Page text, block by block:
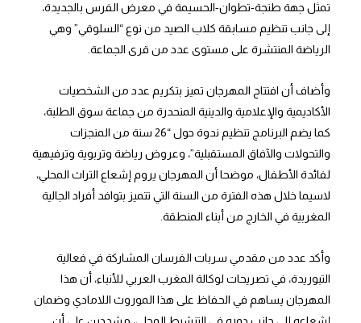
تمثل جهة طنجة-تطوان-الحسيمة في معرض الفرس بالجديدة،
إلى جانب تنظيم مسابقة كلاب الصيد من نوع “السلوقي” وهي
الرياضة المنتشرة على مستوى عدد من قرى الجماعة.
وأضاف أن افتتاح المهرجان تميز بتكريم عدد من الشخصيات
الأكاديمية والإعلامية والدينية المنحدرة من جماعة سوق الطلبة،
كما يضم البرنامج تنظيم ندوة حول “26 سنة من المنجزات
والتحولات والآفاق المستقبلية”، وعروض رياضة وتربوية وترفيهية
لفائدة الأطفال، موضحا أن المهرجان يروم إشعاع التراث المحلي،
لاسيما خلال هذه الفترة من السنة التي تتميز بتوافد أفراد الجالية
المغربية في الخارج من أبناء المنطقة.
وأكد عدد من مقدمي سربات الفرسان المشاركة في فعالية
التبوريدة، في تصريحات لوكالة المغرب العربي للأنباء، أن هذا
المهرجان يساهم في الحفاظ على هذا الموروث اللامادي وضمان